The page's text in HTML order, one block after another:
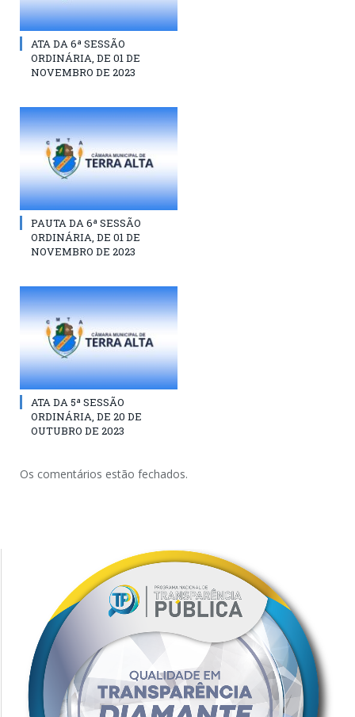
ATA DA 6ª SESSÃO
ORDINÁRIA, DE 01 DE
NOVEMBRO DE 2023
PAUTA DA 6ª SESSÃO
ORDINÁRIA, DE 01 DE
NOVEMBRO DE 2023
ATA DA 5ª SESSÃO
ORDINÁRIA, DE 20 DE
OUTUBRO DE 2023
Os comentários estão fechados.